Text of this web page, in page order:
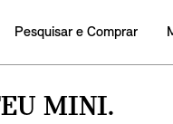
Pesquisar e Comprar
MINI.